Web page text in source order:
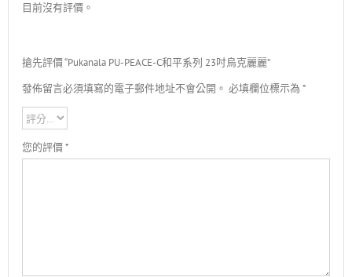
目前沒有評價。
搶先評價 “Pukanala PU-PEACE-C和平系列 23吋烏克麗麗”
發佈留言必須填寫的電子郵件地址不會公開。 必填欄位標示為*
您的評價*